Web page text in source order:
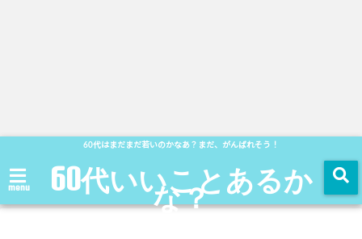
60代はまだまだ若いのかなあ？まだ、がんばれそう！
menu 60代いいことあるか
な？